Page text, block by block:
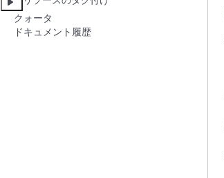
クォータ
ドキュメント履歴